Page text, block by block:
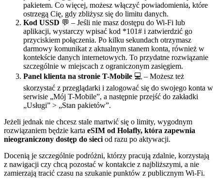
pakietem. Co więcej, możesz włączyć powiadomienia, które
ostrzegą Cię, gdy zbliżysz się do limitu danych.
Kod USSD 💬 – Jeśli nie masz dostępu do Wi-Fi lub
aplikacji, wystarczy wpisać kod *101# i zatwierdzić go
przyciskiem połączenia. Po kilku sekundach otrzymasz
darmowy komunikat z aktualnym stanem konta, również w
kontekście danych internetowych. To przydatne rozwiązanie
szczególnie w miejscach z ograniczonym zasięgiem.
Panel klienta na stronie T-Mobile 💻 – Możesz też
skorzystać z przeglądarki i zalogować się do swojego konta w
serwisie „Mój T-Mobile”, a następnie przejść do zakładki
„Usługi” > „Stan pakietów”.
Jeżeli jednak nie chcesz stale martwić się o limity, wygodnym
rozwiązaniem będzie karta eSIM od Holafly, która zapewnia
nieograniczony dostęp do sieci od razu po aktywacji.
Docenią je szczególnie podróżni, którzy pracują zdalnie, korzystają
z nawigacji czy chcą pozostać w kontakcie z najbliższymi, a nie
zamierzają tracić czasu na szukanie punktów z publicznym Wi-Fi.